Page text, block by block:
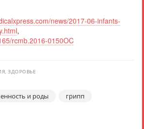
news/2017-06-infants-
,
rcmb.2016-0150OC
ЗДОРОВЬЕ
и роды грипп